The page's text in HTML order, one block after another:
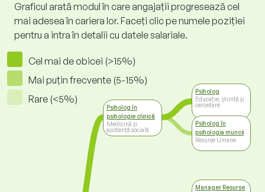
Graficul arată modul în care angajații progresează cel
mai adesea în cariera lor. Faceți clic pe numele poziției
pentru a intra în detalii cu datele salariale.
Cel mai de obicei (>15%)
Mai puțin frecvente (5-15%)
Rare (<5%)
Psiholog în
psihologie clinică
Medicină și
asistență socială
Psiholog
Educație, știință și
cercetare
Psiholog în
psihologia muncii
Resurse Umane
Manager Resurse